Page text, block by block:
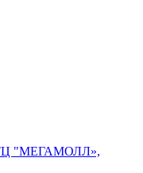
ТЦ "МЕГАМОЛЛ»,